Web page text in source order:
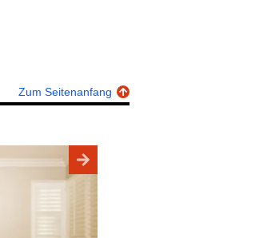
Zum Seitenanfang